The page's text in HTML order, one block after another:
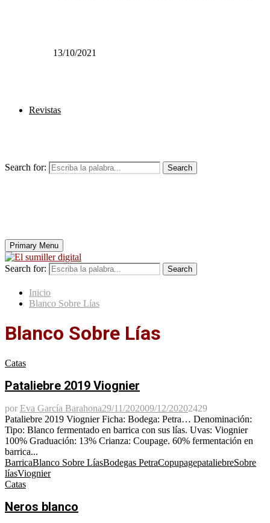
13/10/2021
Revistas
Search for: Search
Primary Menu
Search for: Search
Inicio
Blanco Sobre Lías
Blanco Sobre Lías
Catas
Pataliebre 2019 Viognier
por Eva García Barahona29/11/202009/12/20202429
Pataliebre 2019 Viognier Ficha: Bodega: Petra… Denominación:
Tipo: Blanco fermentado en barrica con sus lías. Uvas: Viognier
100% Graduación: 13% Crianza: Coupage. 60% fermentación en
barrica...
BarricaBlanco Sobre LíasBodegas PetraCopupagepataliebreSobre
líasViognier
Catas
Neros blanco